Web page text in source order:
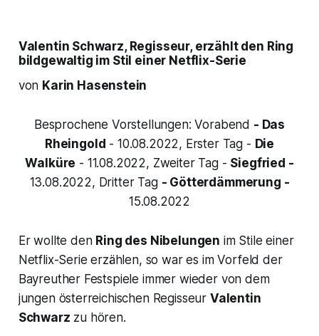
Valentin Schwarz, Regisseur, erzählt den Ring
bildgewaltig im Stil einer Netflix-Serie
von Karin Hasenstein
Besprochene Vorstellungen: Vorabend - Das
Rheingold - 10.08.2022, Erster Tag - Die
Walküre - 11.08.2022, Zweiter Tag - Siegfried -
13.08.2022, Dritter Tag - Götterdämmerung -
15.08.2022
Er wollte den Ring des Nibelungen im Stile einer
Netflix-Serie erzählen, so war es im Vorfeld der
Bayreuther Festspiele immer wieder von dem
jungen österreichischen Regisseur Valentin
Schwarz zu hören.